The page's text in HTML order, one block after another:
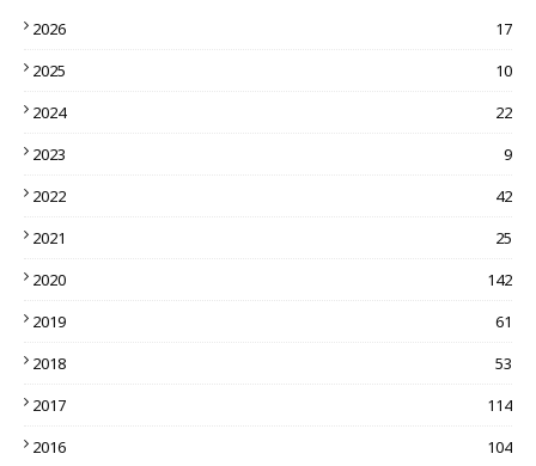
2026
17
2025
10
2024
22
2023
9
2022
42
2021
25
2020
142
2019
61
2018
53
2017
114
2016
104